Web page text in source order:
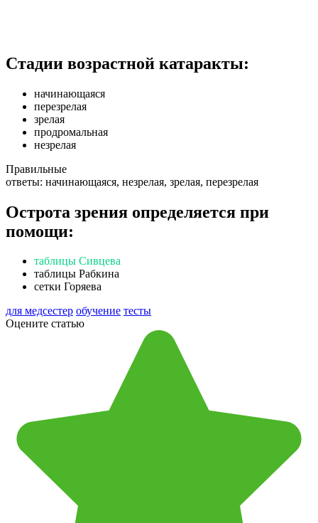
Стадии возрастной катаракты:
начинающаяся
перезрелая
зрелая
продромальная
незрелая
Правильные
ответы: начинающаяся, незрелая, зрелая, перезрелая
Острота зрения определяется при
помощи:
таблицы Сивцева
таблицы Рабкина
сетки Горяева
для медсестер обучение тесты
Оцените статью